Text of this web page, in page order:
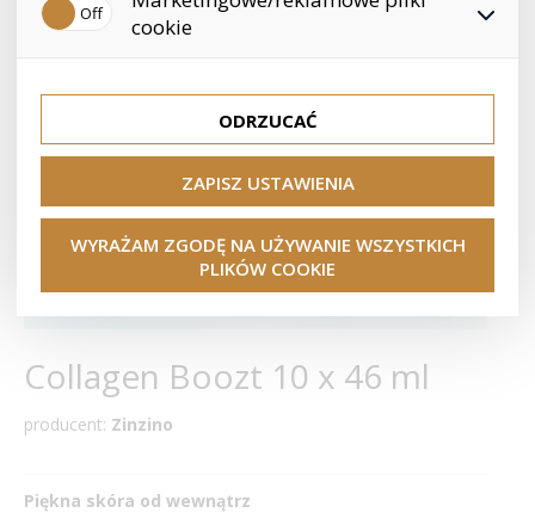
Collagen Boozt 10 x 46 ml
producent: Zinzino
Piękna skóra od wewnątrz
odwiedzonych linków, przeglądanych towarów itp.
zapewnia lepsze doświadczenia zakupowe. Dzięki nim
rekomendacji produktów lub innych nieistotnych ofert.
cookie
kampanie marketingowe.
ODRZUCAĆ
ZAPISZ USTAWIENIA
WYRAŻAM ZGODĘ NA UŻYWANIE WSZYSTKICH
PLIKÓW COOKIE